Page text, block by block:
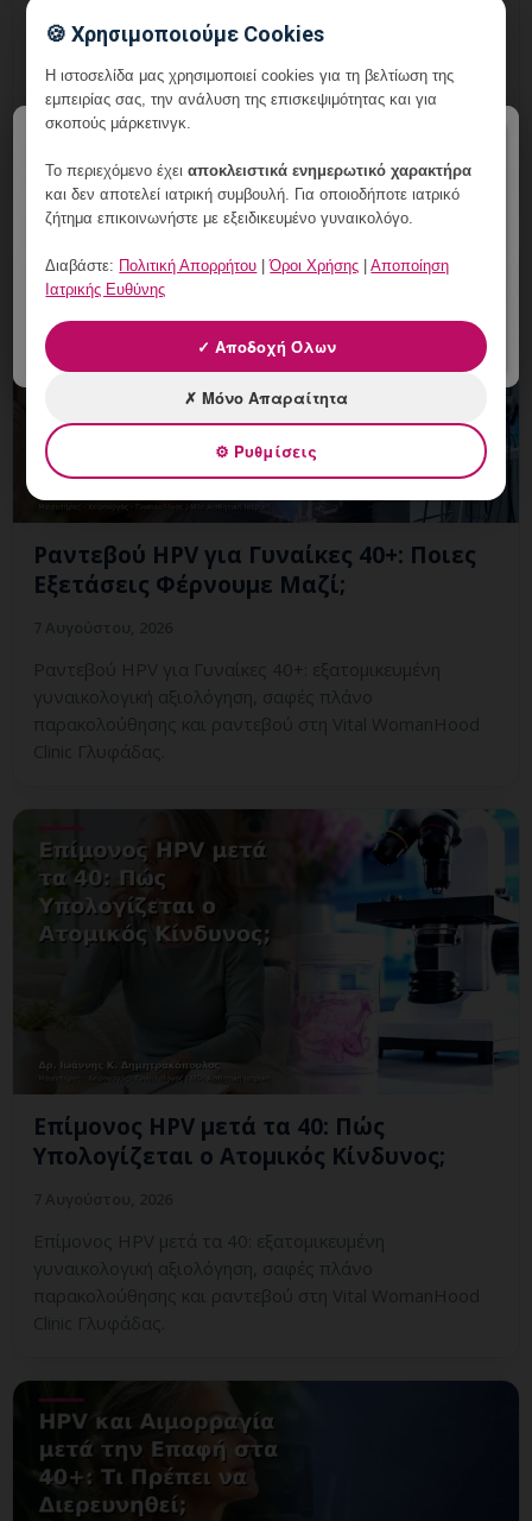
Κονδυλώματα και Δερματικές Ετικέτες στα 40+:
εξατομικευμένη γυναικολογική αξιολόγηση, σαφές
WomanHood Clinic Γ
Ραντεβού HPV για Γυναίκες 40+: Ποιες
Εξετάσεις Φέρνουμε Μαζί;
Ραντεβού HPV για Γυναίκες 40+: εξατομικευμένη
γυναικολογική αξιολόγηση, σαφές πλάνο
παρακολούθησης και ραντεβού στη Vital WomanHood
Clinic Γλυφάδας.
Επίμονος HPV μετά τα 40: Πώς
Υπολογίζεται ο Ατομικός Κίνδυνος;
Επίμονος HPV μετά τα 40: εξατομικευμένη
γυναικολογική αξιολόγηση, σαφές πλάνο
παρακολούθησης και ραντεβού στη Vital WomanHood
Clinic Γλυφάδας.
🍪 Χρησιμοποιούμε Cookies
Η ιστοσελίδα μας χρησιμοποιεί cookies για τη βελτίωση της
εμπειρίας σας, την ανάλυση της επισκεψιμότητας και για
σκοπούς μάρκετινγκ.
Το περιεχόμενο έχειαποκλειστικά ενημερωτικό χαρακτήρα
και δεν αποτελεί ιατρική συμβουλή. Για οποιοδήποτε ιατρικό
ζήτημα επικοινωνήστε με εξειδικευμένο γυναικολόγο.
Διαβάστε: Πολιτική Απορρήτου |Όροι Χρήσης |Αποποίηση
Ιατρικής Ευθύνης
✓ Αποδοχή Όλων
✗ Μόνο Απαραίτητα
⚙ Ρυθμίσεις